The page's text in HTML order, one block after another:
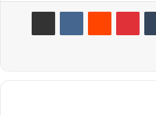
‫پین‌ترست ‫رددیت